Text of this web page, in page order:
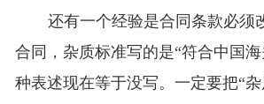
还有一个经验是合同条款必须
合同，杂质标准写的是“符合中国
种表述现在等于没写。一定要把“